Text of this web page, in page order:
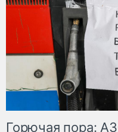
Горючая пора: